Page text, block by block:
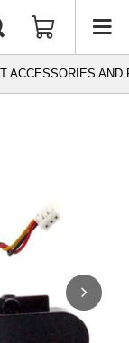
ACCESSORIES AND